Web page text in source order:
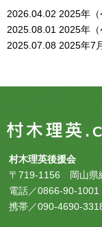
2026.04.02 2025年
2025.08.01 2025年
2025.07.08 2025年7
村木理英後援会
〒719-1156 岡山県
電話／0866-90-1001
携帯／090-4690-